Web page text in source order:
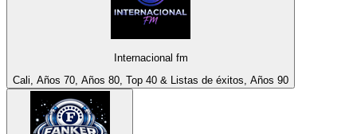
Internacional fm
Cali, Años 70, Años 80, Top 40 & Listas de éxitos, Años 90